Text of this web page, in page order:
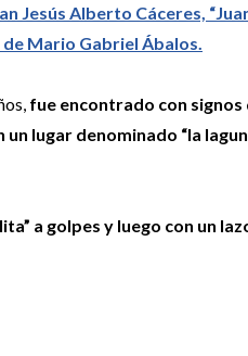
Jesús Alberto Cáceres,
Mario Gabriel Ábalos.
fue encontrado con signos
lugar denominado “la
a golpes y luego con un